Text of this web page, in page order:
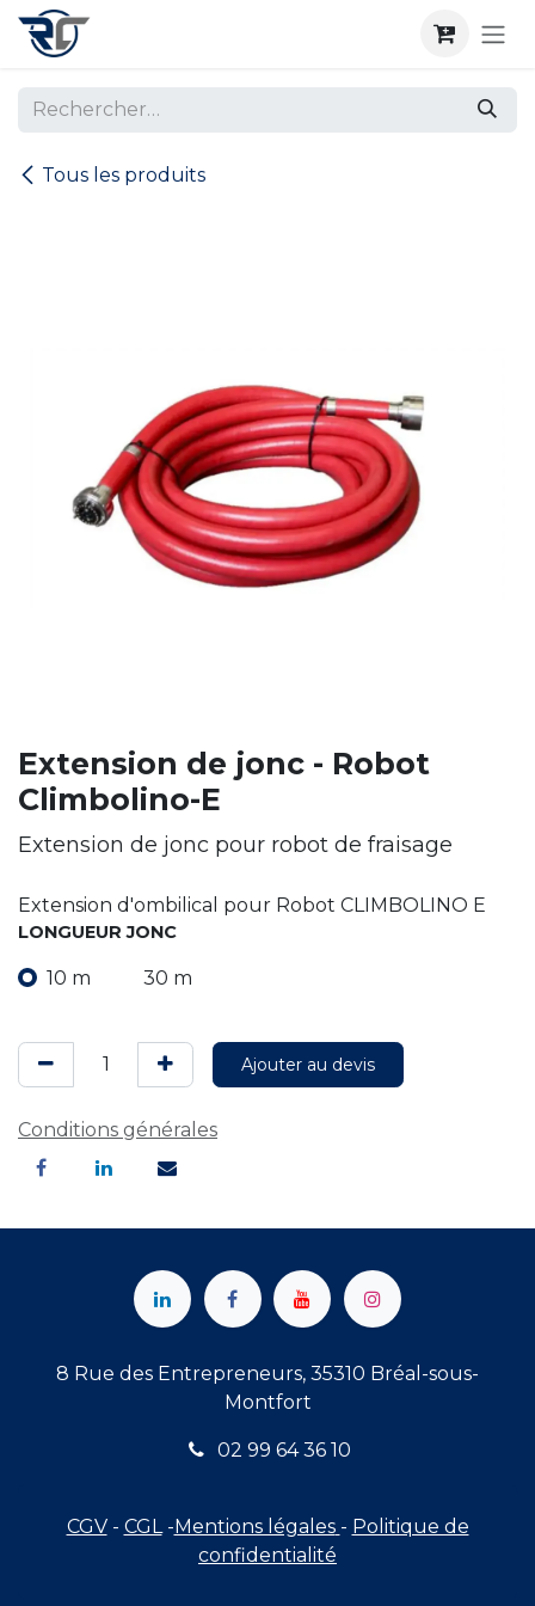
Se rendre au contenu
Tous les produits
Extension de jonc - Robot
Climbolino-E
Extension de jonc pour robot de fraisage
Extension d'ombilical pour Robot CLIMBOLINO E
LONGUEUR JONC
10 m 30 m
Ajouter au devis
Conditions générales
8 Rue des Entrepreneurs, 35310 Bréal-sous-
Montfort
02 99 64 36 10
CGV- CGL- Mentions légales - Politique de
confidentialité